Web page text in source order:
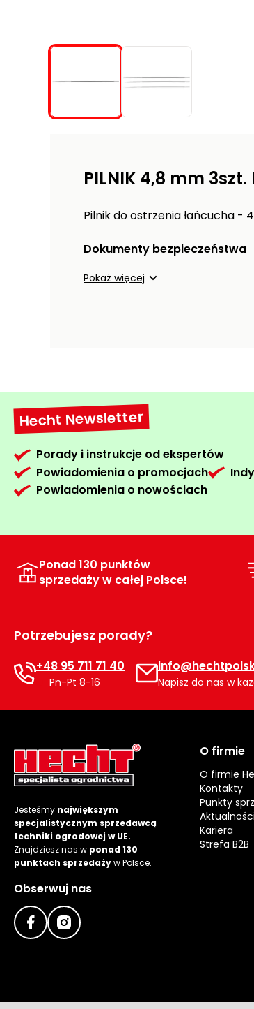
PILNIK 4,8 mm 3szt.
Pilnik do ostrzenia łańcucha -
Dokumenty bezpieczeństwa
Pokaż więcej
Hecht Newsletter
Porady i instrukcje od ekspertów
Powiadomienia o promocjach
Powiadomienia o nowościach
Ponad 130 punktów
sprzedaży w całej Polsce!
Potrzebujesz porady?
+48 95 711 71 40
Pn-Pt 8-16 Napisz do nas w
Jesteśmy największym
specjalistycznym sprzedawcą
techniki ogrodowej w UE.
Znajdziesz nas w ponad 130
punktach sprzedażyw Polsce.
Obserwuj nas
O firmie
O firmie
Kontakty
Punkty
Aktualności
Kariera
Strefa B2B